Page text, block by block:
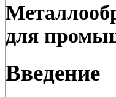
для
Введение